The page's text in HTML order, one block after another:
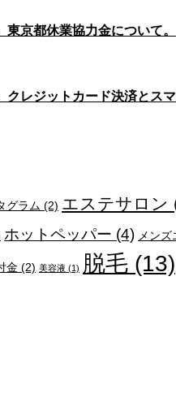
京都休業協力金について。
クレジットカード決済とス
グラム (2) エステサロン
ホットペッパー (4) メンズ
金 (2) 美容液 (1) 脱毛 (13)